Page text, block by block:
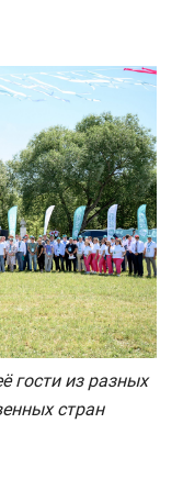
гости из разных
стран